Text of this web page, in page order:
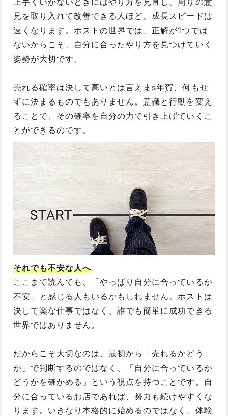
見を取り入れて改善できる人ほど、成長スピードは
速くなります。ホストの世界では、正解が1つでは
ないからこそ、自分に合ったやり方を見つけていく
姿勢が大切です。
売れる確率は決して高いとは言えまs年賀、何もせ
ずに決まるものでもありません。意識と行動を変え
ることで、その確率を自分の力で引き上げていくこ
とができるのです。
それでも不安な人へ
ここまで読んでも、「やっぱり自分に合っているか
不安」と感じる人もいるかもしれません。ホストは
決して楽な仕事ではなく、誰でも簡単に成功できる
世界ではありません。
だからこそ大切なのは、最初から「売れるかどう
か」で判断するのではなく、「自分に合っているか
どうかを確かめる」という視点を持つことです。自
分に合っているお店であれば、努力も続けやすくな
ります。いきなり本格的に始めるのではなく、体験